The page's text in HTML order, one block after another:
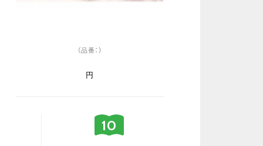
（品番：）
円